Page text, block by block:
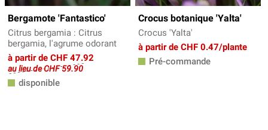
Bergamote 'Fantastico'
Citrus bergamia : Citrus
bergamia, l'agrume odorant
à partir de CHF 47.92
au lieu de CHF 59.90
disponible
Crocus botanique 'Yalta'
Crocus 'Yalta'
à partir de CHF 0.47/plante
Pré-commande